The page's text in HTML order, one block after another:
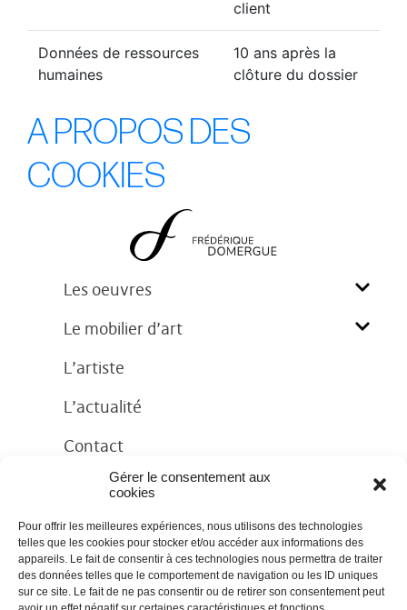
Gérer le consentement aux
cookies
Pour offrir les meilleures expériences, nous utilisons des technologies
telles que les cookies pour stocker et/ou accéder aux informations des
appareils. Le fait de consentir à ces technologies nous permettra de traiter
des données telles que le comportement de navigation ou les ID uniques
sur ce site. Le fait de ne pas consentir ou de retirer son consentement peut
client
Données de ressources
humaines
10 ans après la
clôture du dossier
A PROPOS DES
COOKIES
Les oeuvres
Le mobilier d’art
L’artiste
L’actualité
Contact
Mentions légales | Cookies